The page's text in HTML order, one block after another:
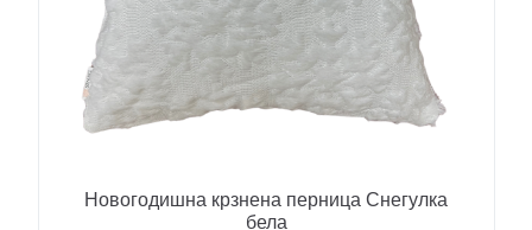
Новогодишна крзнена перница Снегyлка
бела